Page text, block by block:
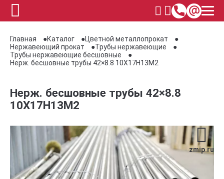
Главная Каталог
Цветной металлопрокат
Нержавеющий прокат
Трубы нержавеющие
Трубы нержавеющие бесшовные
Нерж. бесшовные трубы 42×8.8 10Х17Н13М2
Нерж. бесшовные трубы 42×8.8
10Х17Н13М2
zmip.ru